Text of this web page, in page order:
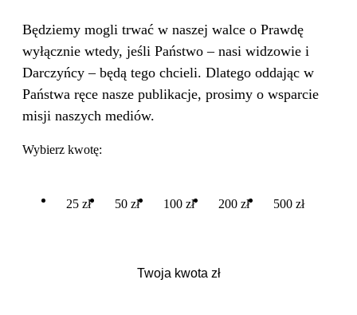
Będziemy mogli trwać w naszej walce o Prawdę
wyłącznie wtedy, jeśli Państwo – nasi widzowie i
Darczyńcy – będą tego chcieli. Dlatego oddając w
Państwa ręce nasze publikacje, prosimy o wsparcie
misji naszych mediów.
Wybierz kwotę:
25 zł 50 zł 100 zł 200 zł 500 zł